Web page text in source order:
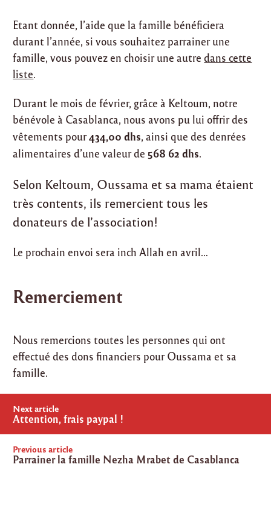
Etant donnée, l’aide que la famille bénéficiera
durant l’année, si vous souhaitez parrainer une
famille, vous pouvez en choisir une autredans cette
liste.
Durant le mois de février, grâce à Keltoum, notre
bénévole à Casablanca, nous avons pu lui offrir des
vêtements pour434,00 dhs, ainsi que des denrées
alimentaires d’une valeur de 568 62 dhs.
Selon Keltoum, Oussama et sa mama étaient
très contents, ils remercient tous les
donateurs de l’association!
Le prochain envoi sera inch Allah en avril…
Remerciement
Nous remercions toutes les personnes qui ont
effectué des dons financiers pour Oussama et sa
famille.
Post
navigation
Previous article
Parrainer la famille Nezha Mrabet de Casablanca
Next article
Attention, frais paypal !